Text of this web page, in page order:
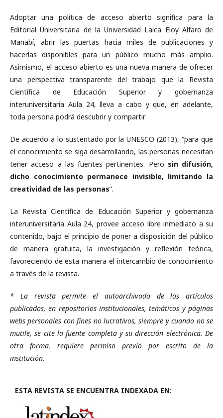
Adoptar una política de acceso abierto significa para la
Editorial Universitaria de la Universidad Laica Eloy Alfaro de
Manabí, abrir las puertas hacia miles de publicaciones y
hacerlas disponibles para un público mucho más amplio.
Asimismo, el acceso abierto es una nueva manera de ofrecer
una perspectiva transparente del trabajo que la Revista
Científica de Educación Superior y gobernanza
interuniversitaria Aula 24, lleva a cabo y que, en adelante,
toda persona podrá descubrir y compartir.
De acuerdo a lo sustentado por la UNESCO (2013), “para que
el conocimiento se siga desarrollando, las personas necesitan
tener acceso a las fuentes pertinentes. Pero sin difusión,
dicho conocimiento permanece invisible, limitando la
creatividad de las personas”.
La Revista Científica de Educación Superior y gobernanza
interuniversitaria Aula 24, provee acceso libre inmediato a su
contenido, bajo el principio de poner a disposición del público
de manera gratuita, la investigación y reflexión teórica,
favoreciendo de esta manera el intercambio de conocimiento
a través de la revista.
* La revista permite el autoarchivado de los artículos
publicados, en repositorios institucionales, temáticos y páginas
webs personales con fines no lucrativos, siempre y cuando no se
mutile, se cite la fuente completa y su dirección electrónica. De
otra forma, requiere permiso previo por escrito de la
institución.
ESTA REVISTA SE ENCUENTRA INDEXADA EN: